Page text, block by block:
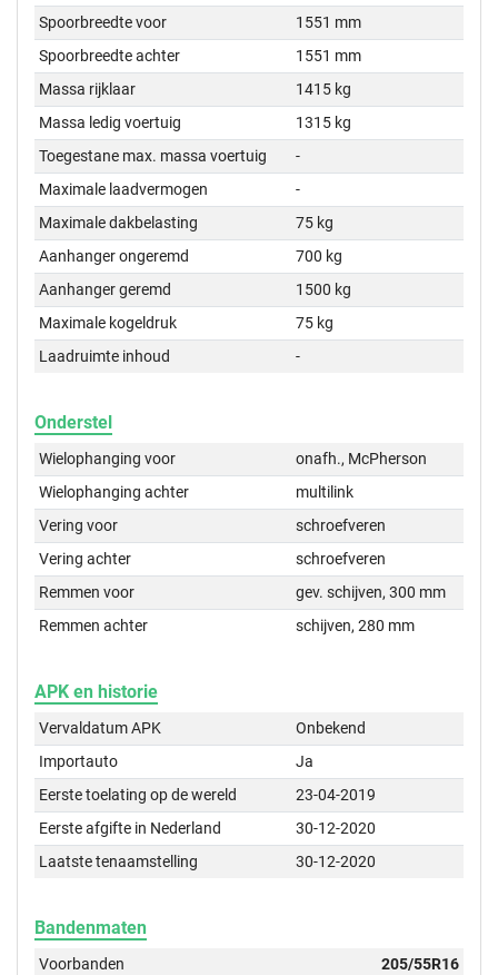
Spoorbreedte voor
1551 mm
Spoorbreedte achter
1551 mm
Massa rijklaar
1415 kg
Massa ledig voertuig
1315 kg
Toegestane max. massa voertuig
-
Maximale laadvermogen
-
Maximale dakbelasting
75 kg
Aanhanger ongeremd
700 kg
Aanhanger geremd
1500 kg
Maximale kogeldruk
75 kg
Laadruimte inhoud
-
Onderstel
Wielophanging voor
onafh., McPherson
Wielophanging achter
multilink
Vering voor
schroefveren
Vering achter
schroefveren
Remmen voor
gev. schijven, 300 mm
Remmen achter
schijven, 280 mm
APK en historie
Vervaldatum APK
Onbekend
Importauto
Ja
Eerste toelating op de wereld
23-04-2019
Eerste afgifte in Nederland
30-12-2020
Laatste tenaamstelling
30-12-2020
Bandenmaten
Voorbanden 205/55R16